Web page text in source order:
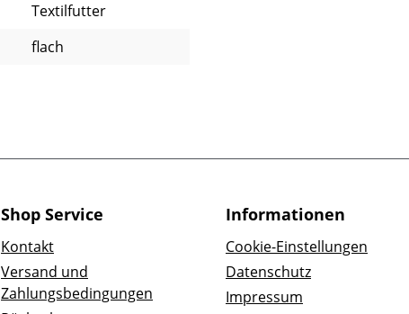
Textilfutter
flach
Shop Service
Kontakt
Versand und
Zahlungsbedingungen
Informationen
Cookie-Einstellungen
Datenschutz
Impressum